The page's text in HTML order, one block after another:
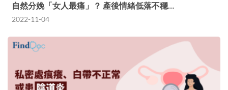
自然分娩「女人最痛」？ 產後情緒低落不穩…
2022-11-04